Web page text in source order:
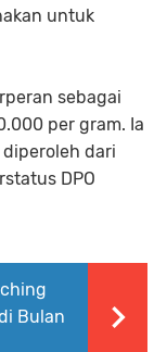
untuk
sebagai
per gram. Ia
dari
DPO
Bulan